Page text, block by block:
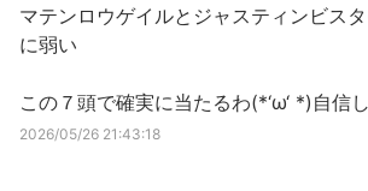
マテンロウゲイルとジャスティンビス
に弱い
この７頭で確実に当たるわ(*‘ω‘ *)自信
2026/05/26 21:43:18